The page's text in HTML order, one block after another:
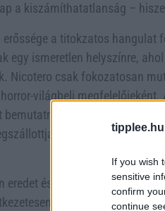
If you wish
sensitive
confirm
continue
a kiszámíthatatlanság –
a titokzatos hangulat
egy ismeretlen helyszínre,
Nicotero csak fokozatosan
világbeli
bemutatni, és bár nem found
kedvenc
eredet és magával ragadó
építi a feszültséget.